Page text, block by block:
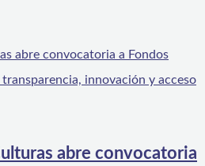
abre convocatoria